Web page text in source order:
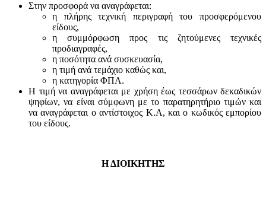
Στην προσφορά να αναγράφεται:
η πλήρης τεχνική περιγραφή του προσφερόμενου
είδους,
η συμμόρφωση προς τις ζητούμενες τεχνικές
προδιαγραφές,
η ποσότητα ανά συσκευασία,
η τιμή ανά τεμάχιο καθώς και,
η κατηγορία ΦΠΑ.
Η τιμή να αναγράφεται με χρήση έως τεσσάρων δεκαδικών
ψηφίων, να είναι σύμφωνη με το παρατηρητήριο τιμών και
να αναγράφεται ο αντίστοιχος Κ.Α, και ο κωδικός εμπορίου
του είδους.
Η ΔΙΟΙΚΗΤΗΣ